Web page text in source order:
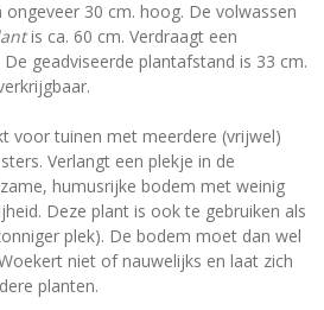
30 cm. hoog. De volwassen
is ca. 60 cm. Verdraagt een
geadviseerde plantafstand is 33 cm.
voor tuinen met meerdere (vrijwel)
Verlangt een plekje in de
humusrijke bodem met weinig
Deze plant is ook te gebruiken als
plek). De bodem moet dan wel
niet of nauwelijks en laat zich
planten.